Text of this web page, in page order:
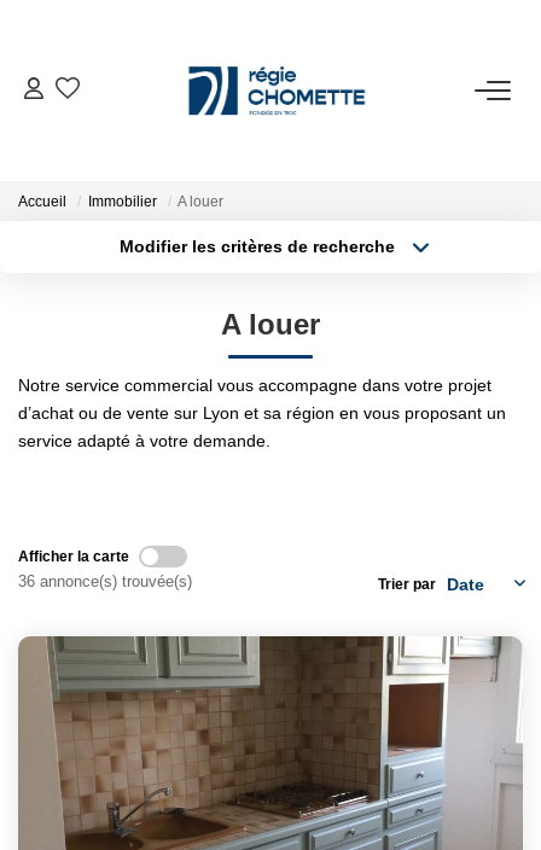
ACHETER
SYNDIC
NOTRE AGENCE
Accueil Immobilier A louer
Modifier les critères de recherche
Budget max
A louer
Notre service commercial vous accompagne dans votre projet
d’achat ou de vente sur Lyon et sa région en vous proposant un
service adapté à votre demande.
Afficher la carte
36 annonce(s) trouvée(s) Trier par